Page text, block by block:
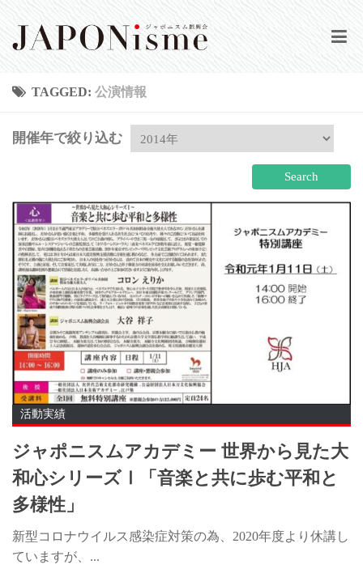
活動実績
動画集
会報誌
登録／ログイン
お問い合わせ
TAGGED: 公演情報
開催年で絞り込む
活動実績
ジャポニスムアカデミー 世界から見た大
和心シリーズⅠ「音楽と共に歩む平和と
多様性」
新型コロナウイルス感染症対策の為、2020年度より休講し
ていますが、...